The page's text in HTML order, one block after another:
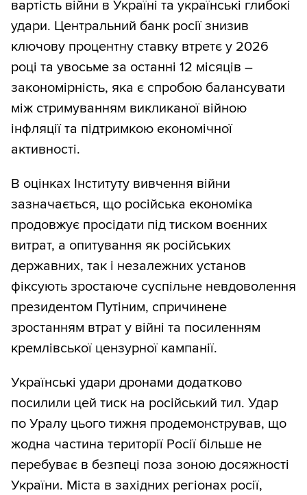
вартість війни в Україні та українські глибокі
удари. Центральний банк росії знизив
ключову процентну ставку втретє у 2026
році та увосьме за останні 12 місяців –
закономірність, яка є спробою балансувати
між стримуванням викликаної війною
інфляції та підтримкою економічної
активності.
В оцінках Інституту вивчення війни
зазначається, що російська економіка
продовжує просідати під тиском воєнних
витрат, а опитування як російських
державних, так і незалежних установ
фіксують зростаюче суспільне невдоволення
президентом Путіним, спричинене
зростанням втрат у війні та посиленням
кремлівської цензурної кампанії.
Українські удари дронами додатково
посилили цей тиск на російський тил. Удар
по Уралу цього тижня продемонстрував, що
жодна частина території Росії більше не
перебуває в безпеці поза зоною досяжності
України. Міста в західних регіонах росії,